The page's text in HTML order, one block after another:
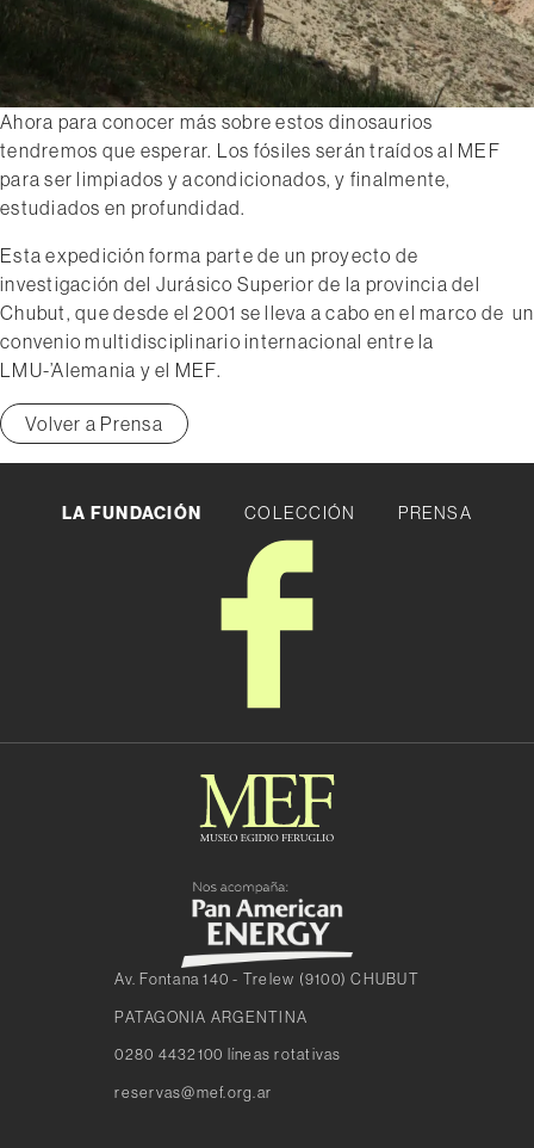
Ahora para conocer más sobre estos dinosaurios
tendremos que esperar. Los fósiles serán traídos al MEF
para ser limpiados y acondicionados, y finalmente,
estudiados en profundidad.
Esta expedición forma parte de un proyecto de
investigación del Jurásico Superior de la provincia del
Chubut, que desde el 2001 se lleva a cabo en el marco de un
convenio multidisciplinario internacional entre la
LMU-’Alemania y el MEF.
Volver a Prensa
LA FUNDACIÓN COLECCIÓN PRENSA
Av. Fontana 140 - Trelew (9100) CHUBUT
PATAGONIA ARGENTINA
0280 4432100 líneas rotativas
reservas@mef.org.ar